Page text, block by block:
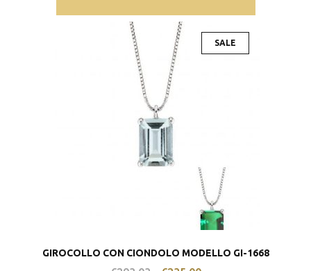
SALE
GIROCOLLO CON CIONDOLO MODELLO GI-1668